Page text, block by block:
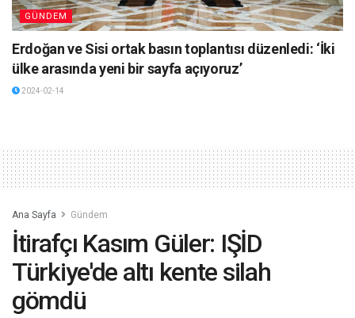
GÜNDEM
Erdoğan ve Sisi ortak basın toplantısı düzenledi: ‘İki
ülke arasında yeni bir sayfa açıyoruz’
2024-02-14
Ana Sayfa Gündem
İtirafçı Kasım Güler: IŞİD
Türkiye'de altı kente silah
gömdü